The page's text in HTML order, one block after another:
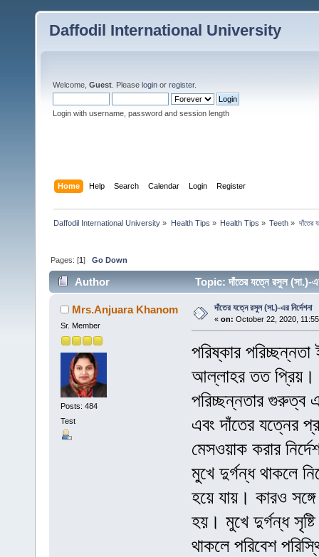
Daffodil International University
Welcome, Guest . Please login or register.
Login with username, password and session length
Home Help Search Calendar Login Register
Daffodil International University » Health Tips » Health Tips » Teeth » দাঁতের
Pages: [1]Go Down
Author Topic: দাঁতের যত্নে রসুল (সা.)-
Mrs.Anjuara Khanom
Sr. Member
Posts: 484
Test
দাঁতের যত্নে রসুল (সা.)-এর নির্দেশনা
« on: October 22, 2020,
পরিষ্কার
আল্লাহর তত প্রিয়।
পরিচ্ছন্নতার গুরুত্ব
এবং দাঁতের যত্নের
মেসওয়াক করার
মুখে দুর্গন্ধ থাকলে
হয়ে যায়। কারও
হয়। মুখে দুর্গন্ধ
থাকলে পরিবেশ